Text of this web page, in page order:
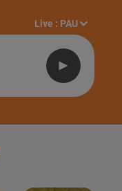
Live : PAU